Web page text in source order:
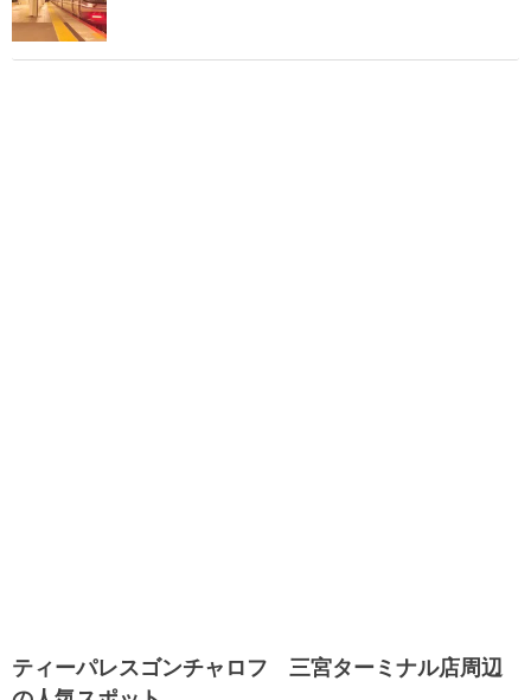
ティーパレスゴンチャロフ 三宮ターミナル店周辺